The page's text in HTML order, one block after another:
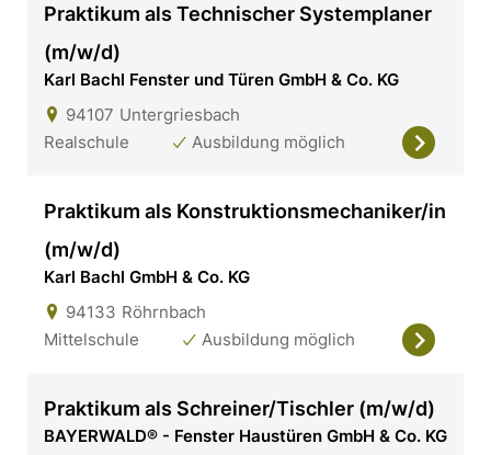
Praktikum als Technischer Systemplaner
(m/w/d)
Karl Bachl Fenster und Türen GmbH & Co. KG
94107 Untergriesbach
Realschule
Ausbildung möglich
Praktikum als Konstruktionsmechaniker/in
(m/w/d)
Karl Bachl GmbH & Co. KG
94133 Röhrnbach
Mittelschule
Ausbildung möglich
Praktikum als Schreiner/Tischler (m/w/d)
BAYERWALD® - Fenster Haustüren GmbH & Co. KG